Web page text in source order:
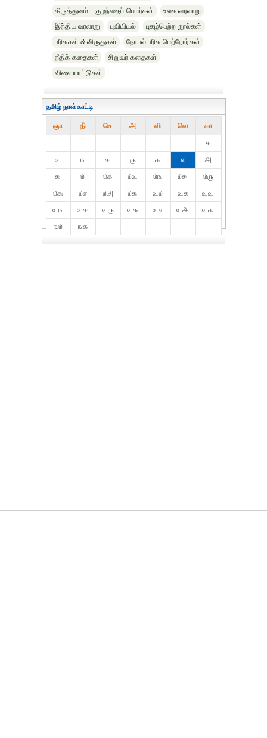
கிருத்துவம் - குழந்தைப் பெயர்கள்
உலக வரலாறு
இந்திய வரலாறு
புவியியல்
புகழ்பெற்ற நூல்கள்
பரிசுகள் & விருதுகள்
நோபல் பரிசு‎ பெற்றோர்‎கள்
நீதிக் கதைகள்
சிறுவர் கதைகள்
விளையாட்டுகள்
தமிழ் நாள்காட்டி
ஞா தி் செ அ வி வெ கா
௧
௨
௩ ௪ ௫ ௬ ௭
௮
௯
௰ ௰௧ ௰௨ ௰௩ ௰௪
௰௫
௰௬
௰௭ ௰௮ ௰௯ ௨௰ ௨௧
௨௨
௨௩
௨௪ ௨௫ ௨௬ ௨௭ ௨௮
௨௯
௩௰
௩௧